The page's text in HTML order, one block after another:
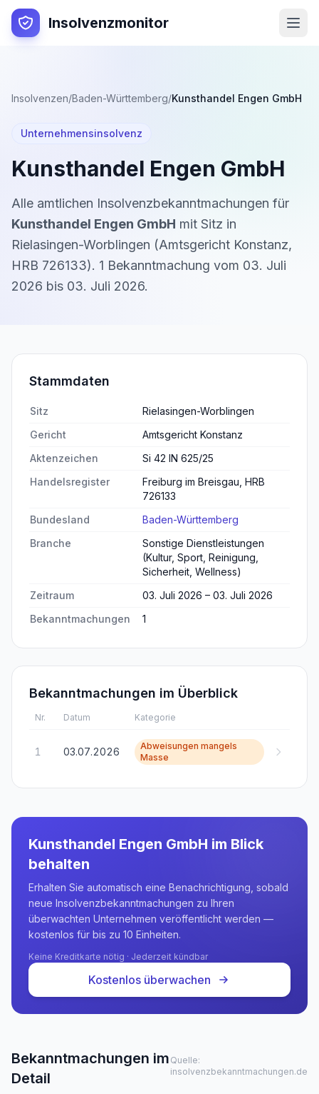
Insolvenzmonitor
Insolvenzen/Baden-Württemberg/Kunsthandel Engen GmbH
Unternehmensinsolvenz
Kunsthandel Engen GmbH
Alle amtlichen Insolvenzbekanntmachungen für
Kunsthandel Engen GmbH mit Sitz in
Rielasingen-Worblingen (Amtsgericht Konstanz,
HRB 726133). 1 Bekanntmachung vom 03. Juli
2026 bis 03. Juli 2026.
Stammdaten
Sitz
Rielasingen-Worblingen
Gericht
Amtsgericht Konstanz
Aktenzeichen
Si 42 IN 625/25
Handelsregister
Freiburg im Breisgau, HRB
726133
Bundesland
Baden-Württemberg
Branche
Sonstige Dienstleistungen
(Kultur, Sport, Reinigung,
Sicherheit, Wellness)
Zeitraum
03. Juli 2026 – 03. Juli 2026
Bekanntmachungen
1
Bekanntmachungen im Überblick
Nr. Datum Kategorie
1 03.07.2026
Abweisungen mangels
Masse
Kunsthandel Engen GmbH im Blick
behalten
Erhalten Sie automatisch eine Benachrichtigung, sobald
neue Insolvenzbekanntmachungen zu Ihren
überwachten Unternehmen veröffentlicht werden —
kostenlos für bis zu 10 Einheiten.
Keine Kreditkarte nötig · Jederzeit kündbar
Kostenlos überwachen
Bekanntmachungen im
Detail
Quelle:
insolvenzbekanntmachungen.de